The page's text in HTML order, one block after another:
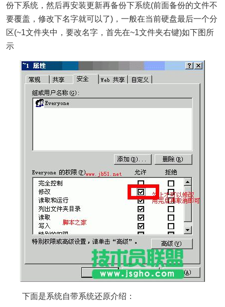
份下系统，然后再安装更新再备份下系统(前面备份的文件不
要覆盖，修改下名字就可以了)，一般在当前硬盘最后一个分
区(~1文件夹中，要改名字，首先在~1文件夹右键)如下图所
示
下面是系统自带系统还原介绍：